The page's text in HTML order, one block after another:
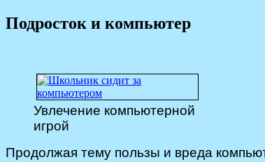
Подросток и компьютер
Увлечение компьютерной
игрой
Продолжая тему пользы и вреда